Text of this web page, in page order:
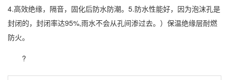
4.高效绝缘，隔音，固化后防水防潮。5.防水性能好，因为泡沫孔是
封闭的，封闭率达95%,雨水不会从孔间渗过去。）保温绝缘层耐燃
防火。
?